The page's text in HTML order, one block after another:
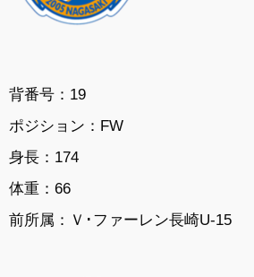
背番号：19
ポジション：FW
身長：174
体重：66
前所属：Ｖ･ファーレン長崎U-15